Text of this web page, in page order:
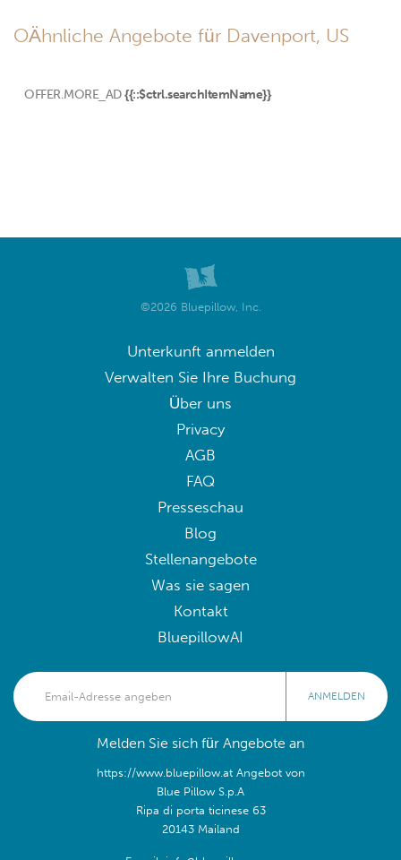
OÄhnliche Angebote für Davenport, US
OFFER.MORE_AD {{::$ctrl.searchItemName}}
©2026 Bluepillow, Inc.
Unterkunft anmelden
Verwalten Sie Ihre Buchung
Über uns
Privacy
AGB
FAQ
Presseschau
Blog
Stellenangebote
Was sie sagen
Kontakt
BluepillowAI
ANMELDEN
Melden Sie sich für Angebote an
https://www.bluepillow.at Angebot von
Blue Pillow S.p.A
Ripa di porta ticinese 63
20143 Mailand